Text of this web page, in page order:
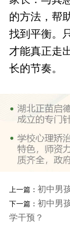
的方法，帮
找到平衡。
才能真正走
长的节奏。
上一篇： 初中男
下一篇： 初中男
学干预？